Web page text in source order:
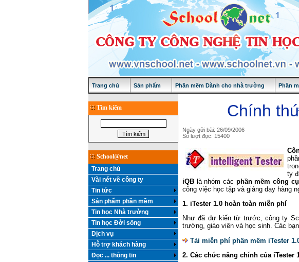
Trang chủ Sản phẩm Phần mềm Dành cho nhà trường Phần
Tìm kiếm
School@net
Trang chủ
Vài nét về công ty
Tin tức
Sản phẩm phần mềm
Tin học Nhà trường
Tin học Đời sống
Dịch vụ
Hỗ trợ khách hàng
Đọc ... thông tin
Chính
Ngày gửi bài: 26/09/2006
Số lượt đọc: 15400
ty
iQB là nhóm các phần mềm công cụ
công việc học tập và giảng dạy hàng
1. iTester 1.0 hoàn toàn miễn phí
Như đã dự kiến từ trước, công ty
trường, giáo viên và học sinh. Các
Tải miễn phí phần mềm iTester
2. Các chức năng chính của iTester